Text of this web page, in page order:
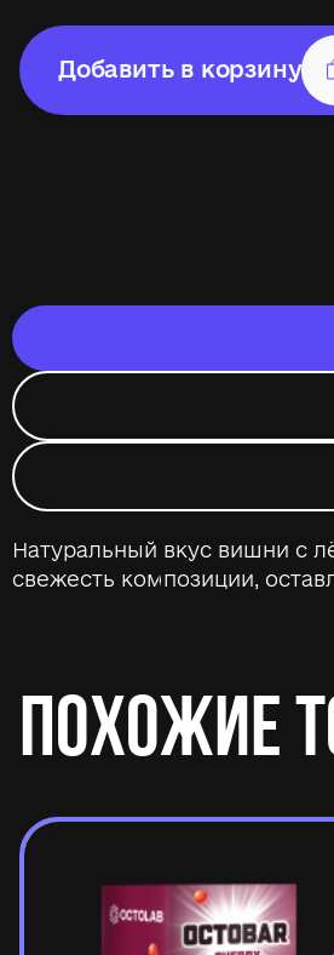
Добавить в корзину
Натуральный вкус вишни с
свежесть композиции,
ПОХОЖИЕ